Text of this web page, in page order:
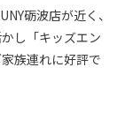
砺波店が近く、
し「キッズエン
族連れに好評で